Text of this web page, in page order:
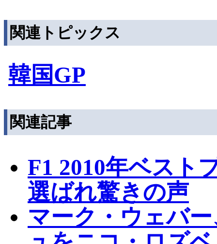
関連トピックス
韓国GP
関連記事
F1 2010年ベスト
選ばれ驚きの声
マーク・ウェバ